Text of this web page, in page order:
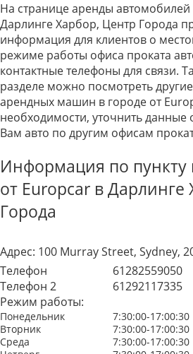
На странице аренды автомобилей
Дарлинге Харбор, Центр Города
информация для клиентов о
режиме работы офиса проката
контактные телефоны для связи.
разделе можно посмотреть
арендных машин в городе от
необходимости, уточнить
Вам авто по другим офисам
Информация по пункту
от Europcar в
Города
Адрес: 100 Murray Street, Sydney,
Телефон
61282559050
Телефон 2
61292117335
Режим работы:
Понедельник
7:30:00-17:00:30
Вторник
7:30:00-17:00:30
Среда
7:30:00-17:00:30